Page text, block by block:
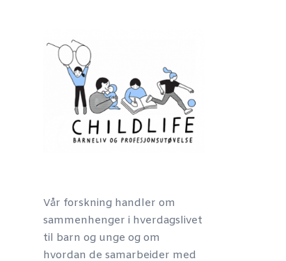
Vår forskning handler om
sammenhenger i hverdagslivet
til barn og unge og om
hvordan de samarbeider med